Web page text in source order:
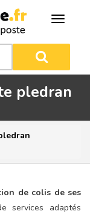
pledran
de colis de ses
services adaptés